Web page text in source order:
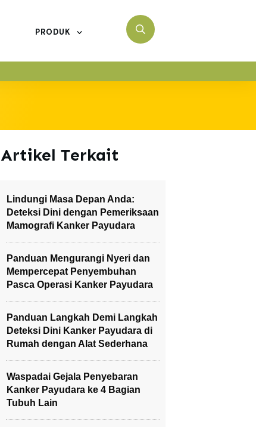
PRODUK
Artikel Terkait
Lindungi Masa Depan Anda:
Deteksi Dini dengan Pemeriksaan
Mamografi Kanker Payudara
Panduan Mengurangi Nyeri dan
Mempercepat Penyembuhan
Pasca Operasi Kanker Payudara
Panduan Langkah Demi Langkah
Deteksi Dini Kanker Payudara di
Rumah dengan Alat Sederhana
Waspadai Gejala Penyebaran
Kanker Payudara ke 4 Bagian
Tubuh Lain